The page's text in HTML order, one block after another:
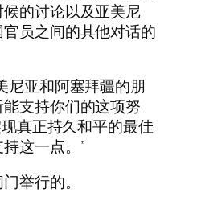
的讨论以及亚美尼
员之间的其他对话的
尼亚和阿塞拜疆的朋
支持你们的这项努
真正持久和平的最佳
这一点。”
举行的。